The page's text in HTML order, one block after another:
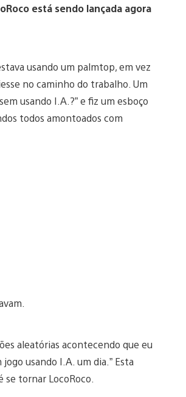
está sendo lançada agora
usando um palmtop, em vez
no caminho do trabalho. Um
usando I.A.?” e fiz um esboço
todos amontoados com
aleatórias acontecendo que eu
usando I.A. um dia.” Esta
tornar LocoRoco.